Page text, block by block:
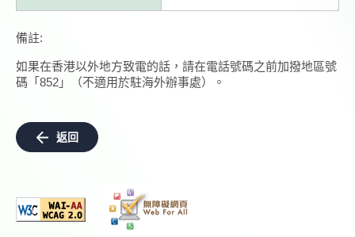
備註:
如果在香港以外地方致電的話，請在電話號碼之前加撥地區號
碼「852」（不適用於駐海外辦事處）。
返回